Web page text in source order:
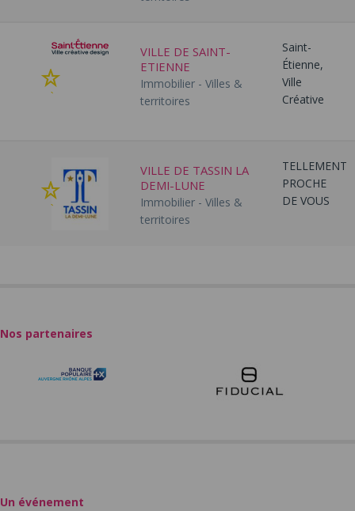
à
VILLE DE SAINT-
ETIENNE
Immobilier - Villes &
territoires
Saint-
Étienne,
Ville
Créative
Ajouter
à
VILLE DE TASSIN LA
DEMI-LUNE
Immobilier - Villes &
territoires
TELLEMENT
PROCHE
DE VOUS
Nos partenaires
Un événement